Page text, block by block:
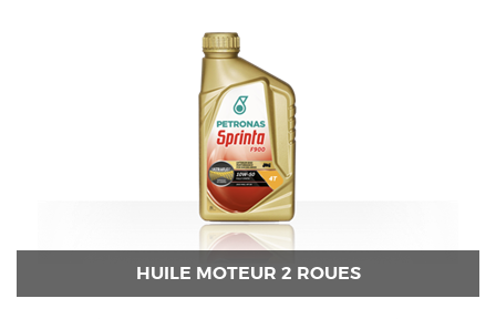
HUILE MOTEUR 2 ROUES